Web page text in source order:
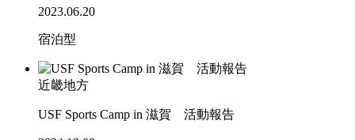
2023.06.20
宿泊型
近畿地方
USF Sports Camp in 滋賀 活動報告